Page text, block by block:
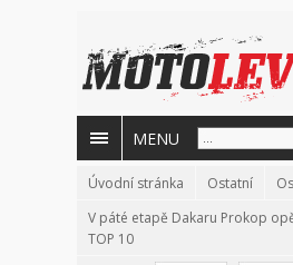
MENU
Úvodní stránka Ostatní
V páté etapě Dakaru Prokop
TOP 10